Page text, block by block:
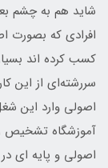
شاید هم به چشم
افرادی که بصورت
کسب کرده اند
سررشته‌ای از این
اصولی وارد این
آموزشگاه تشخیص
اصولی و پایه ای